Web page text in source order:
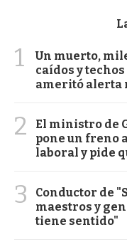
1
Un muerto,
caídos y
ameritó alerta
2
El ministro de
pone un freno
laboral y pide
3
Conductor de
maestros y
tiene sentido"